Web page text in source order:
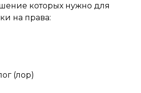
которых нужно для
на права:
(лор)